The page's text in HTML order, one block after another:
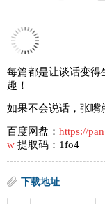
每篇都是让谈话变得
趣！
如果不会说话，张嘴
百度网盘：https://
w提取码：1fo4
下载地址